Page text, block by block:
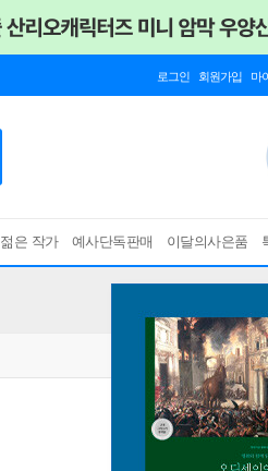
로그인 회원가입 마
젊은 작가 예사단독판매 이달의사은품